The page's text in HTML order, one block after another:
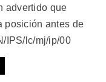
advertido que
posición antes de
IPS/lc/mj/ip/00